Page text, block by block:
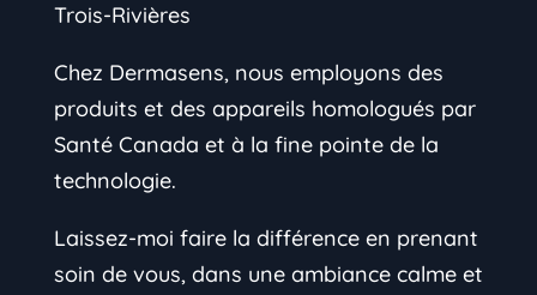
Trois-Rivières
Chez Dermasens, nous employons des
produits et des appareils homologués par
Santé Canada et à la fine pointe de la
technologie.
Laissez-moi faire la différence en prenant
soin de vous, dans une ambiance calme et